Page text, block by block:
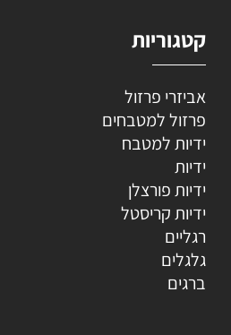
קטגוריות
אביזרי פרזול
פרזול למטבחים
ידיות למטבח
ידיות
ידיות פורצלן
ידיות קריסטל
רגליים
גלגלים
ברגים